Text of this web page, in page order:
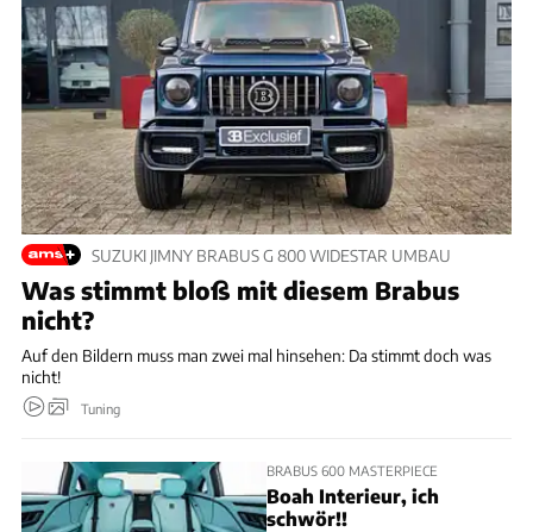
SUZUKI JIMNY BRABUS G 800 WIDESTAR UMBAU
Was stimmt bloß mit diesem Brabus
nicht?
Auf den Bildern muss man zwei mal hinsehen: Da stimmt doch was
nicht!
Tuning
BRABUS 600 MASTERPIECE
Boah Interieur, ich
schwör!!